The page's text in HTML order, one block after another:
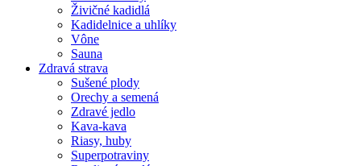
Živičné kadidlá
Kadidelnice a uhlíky
Vône
Sauna
Zdravá strava
Sušené plody
Orechy a semená
Zdravé jedlo
Kava-kava
Riasy, huby
Superpotraviny